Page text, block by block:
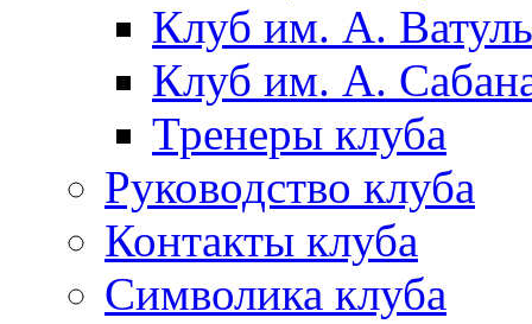
Клуб им. А.
Клуб им. А.
Тренеры клуба
Руководство клуба
Контакты клуба
Символика клуба